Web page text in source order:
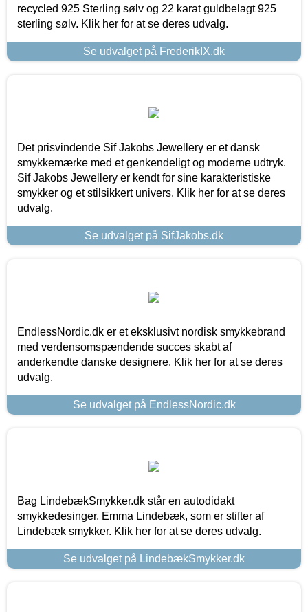
recycled 925 Sterling sølv og 22 karat guldbelagt 925
sterling sølv. Klik her for at se deres udvalg.
Se udvalget på FrederikIX.dk
Det prisvindende Sif Jakobs Jewellery er et dansk
smykkemærke med et genkendeligt og moderne udtryk.
Sif Jakobs Jewellery er kendt for sine karakteristiske
smykker og et stilsikkert univers. Klik her for at se deres
udvalg.
Se udvalget på SifJakobs.dk
EndlessNordic.dk er et eksklusivt nordisk smykkebrand
med verdensomspændende succes skabt af
anderkendte danske designere. Klik her for at se deres
udvalg.
Se udvalget på EndlessNordic.dk
Bag LindebækSmykker.dk står en autodidakt
smykkedesinger, Emma Lindebæk, som er stifter af
Lindebæk smykker. Klik her for at se deres udvalg.
Se udvalget på LindebækSmykker.dk